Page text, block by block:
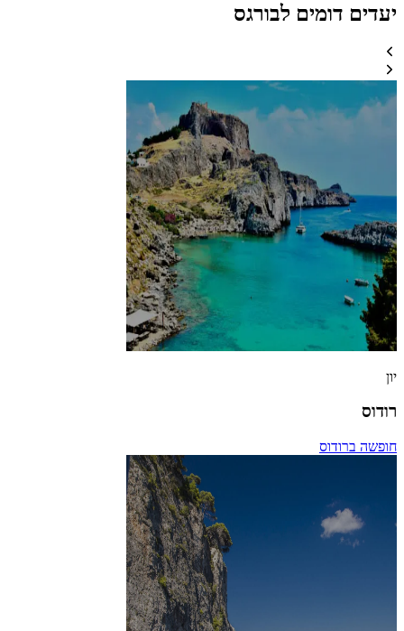
יעדים דומים לבורגס
יון
רודוס
חופשה ברודוס